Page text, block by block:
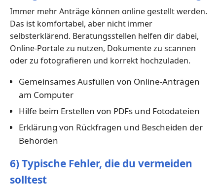
Immer mehr Anträge können online gestellt werden.
Das ist komfortabel, aber nicht immer
selbsterklärend. Beratungsstellen helfen dir dabei,
Online-Portale zu nutzen, Dokumente zu scannen
oder zu fotografieren und korrekt hochzuladen.
Gemeinsames Ausfüllen von Online-Anträgen
am Computer
Hilfe beim Erstellen von PDFs und Fotodateien
Erklärung von Rückfragen und Bescheiden der
Behörden
6) Typische Fehler, die du vermeiden
solltest